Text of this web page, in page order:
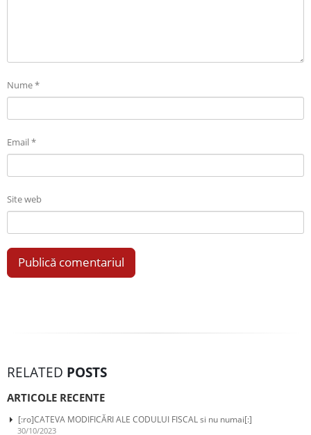
Nume*
Email*
Site web
RELATED POSTS
ARTICOLE RECENTE
[:ro]CATEVA MODIFICĂRI ALE CODULUI FISCAL si nu numai[:]
30/10/2023